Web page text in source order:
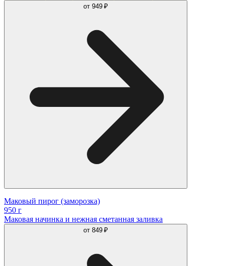
от 949 ₽
Маковый пирог (заморозка)
950 г
Маковая начинка и нежная сметанная заливка
от 849 ₽